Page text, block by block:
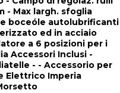
- Max largh. sfoglia
boceóle autolubrificanti
ed in acciaio
a 6 posizioni per i
Accessori Inclusi -
- - Accessorio per
Elettrico Imperia